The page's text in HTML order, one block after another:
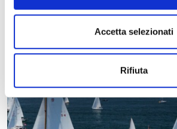
Accetta selezionati
Rifiuta
VEDI TUTTE